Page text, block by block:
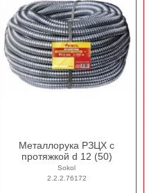
Металлорука РЗЦХ с
протяжкой d 12 (50)
Sokol
2.2.2.76172